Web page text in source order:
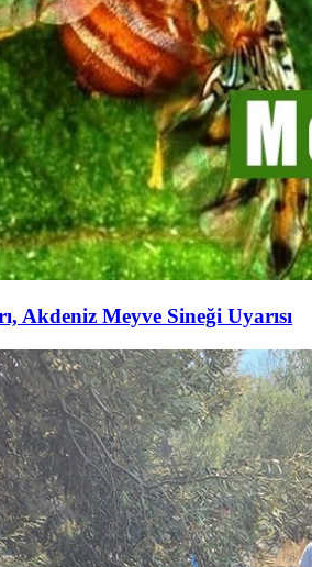
Akdeniz Meyve Sineği Uyarısı